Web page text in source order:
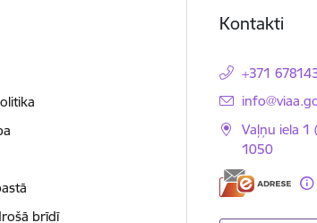
brīdī
Kontakti
+371
E-pasts:
Vaļņu iela 1
1050